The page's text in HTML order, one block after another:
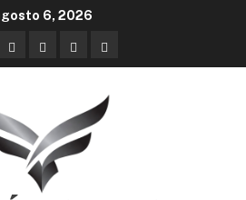
6, 2026